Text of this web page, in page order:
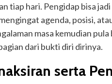
tiap hari. Pengidap bisa
agenda, posisi,
masa kemudian
dari bukti diri dirinya.
serta